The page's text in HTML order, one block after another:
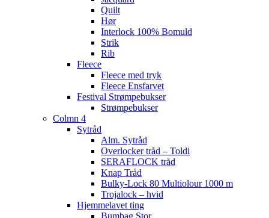
Quilt
Hør
Interlock 100% Bomuld
Strik
Rib
Fleece
Fleece med tryk
Fleece Ensfarvet
Festival Strømpebukser
Strømpebukser
Colmn 4
Sytråd
Alm. Sytråd
Overlocker tråd – Toldi
SERAFLOCK tråd
Knap Tråd
Bulky-Lock 80 Multiolour 1000 m
Trojalock – hvid
Hjemmelavet ting
Bumbag Stor